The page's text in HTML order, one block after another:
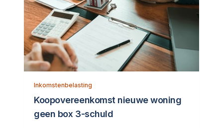
Inkomstenbelasting
Koopovereenkomst nieuwe woning
geen box 3-schuld